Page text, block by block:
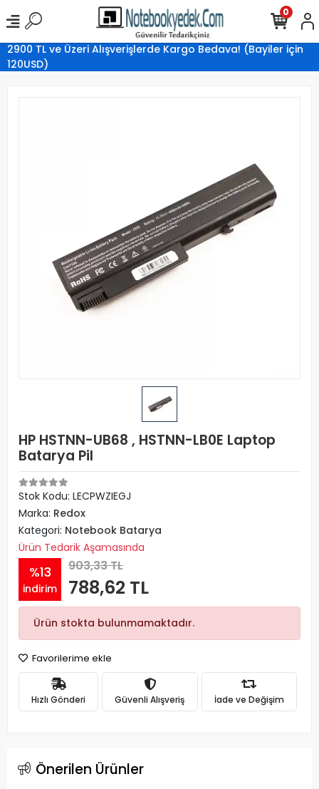
2900 TL ve Üzeri Alışverişlerde Kargo Bedava! (Bayiler için
120USD)
0
HP HSTNN-UB68 , HSTNN-LB0E Laptop
Batarya Pil
Stok Kodu: LECPWZIEGJ
Marka: Redox
Kategori: Notebook Batarya
Ürün Tedarik Aşamasında
%13
indirim
903,33 TL
788,62 TL
Ürün stokta bulunmamaktadır.
Favorilerime ekle
Hızlı Gönderi Güvenli Alışveriş İade ve Değişim
Önerilen Ürünler